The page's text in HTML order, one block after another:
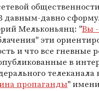
давно
Мельконьянц: "Вы -
эти
и что все
в
телеканала
пропаганды"